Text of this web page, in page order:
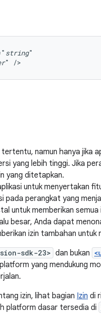
string
" />
namun hanya jika
yang lebih tinggi. Jika
yang ditetapkan.
untuk menyertakan
pada perangkat yang
untuk memberikan
besar, Anda dapat
izin tambahan untuk
sdk-23> dan bukan
yang mendukung
izin, lihat bagian Izin di
platform dasar tersedia di